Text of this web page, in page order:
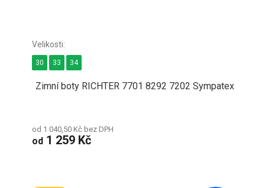
Zimní boty RICHTER 7701 8292 7202 Sympatex
od 1 040,50 Kč bez DPH
od 1 259 Kč
30 33 34